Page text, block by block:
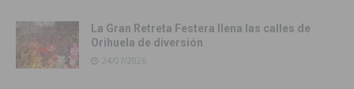
La Gran Retreta Festera llena las calles de
Orihuela de diversión
24/07/2026